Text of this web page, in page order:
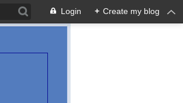
Login + Create my blog